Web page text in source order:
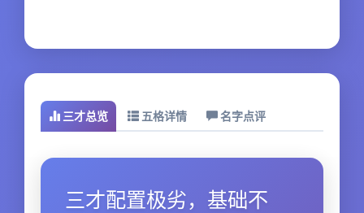
三才总览 五格详情 名字点评
三才配置极劣，基础不